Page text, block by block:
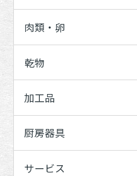
肉類・卵
乾物
加工品
厨房器具
サービス